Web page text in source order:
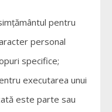
pentru
personal
specifice;
executarea unui
este parte sau